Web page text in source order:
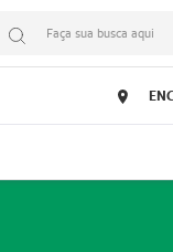
Faça sua busca aqui